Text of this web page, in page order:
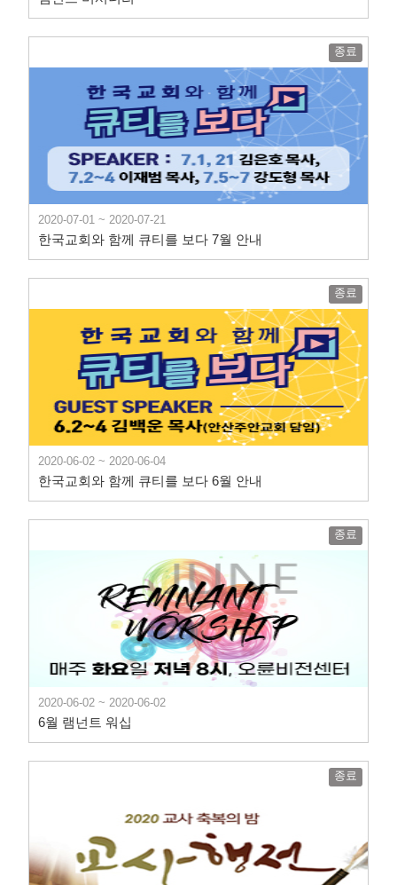
종료
2020-07-01 ~ 2020-07-21
한국교회와 함께 큐티를 보다 7월 안내
종료
2020-06-02 ~ 2020-06-04
한국교회와 함께 큐티를 보다 6월 안내
종료
2020-06-02 ~ 2020-06-02
6월 램넌트 워십
종료